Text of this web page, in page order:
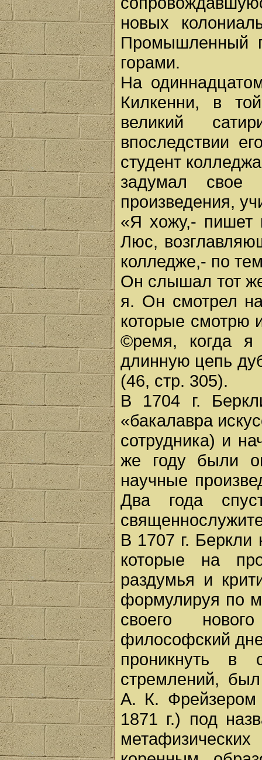
новых
Промышленный
горами.
На
Килкенни, в
великий
впоследствии
студент
задумал свое
произведения,
«Я хожу,- пишет
Люс,
колледже,- по
Он слышал тот
я. Он смотрел
которые смотрю
©ремя, когда
длинную цепь
(46, стр. 305).
В 1704 г.
«бакалавра
сотрудника) и
же году были
научные
Два года
В 1707 г. Беркли
которые на
раздумья и
формулируя по
своего
философский
проникнуть в
стремлений,
А. К. Фрейзером
1871 г.) под